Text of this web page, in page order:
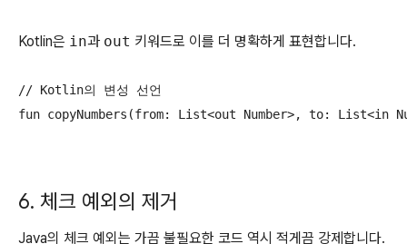
Kotlin은 in과 out 키워드로 이를 더 명확하게 표현합니다.
// Kotlin의 변성 선언
fun copyNumbers(from: List<out Number>, to: List<in
6. 체크 예외의 제거
Java의 체크 예외는 가끔 불필요한 코드 역시 적게끔 강제합니다.